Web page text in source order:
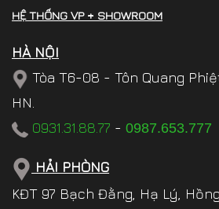
HỆ THỐNG VP + SHOWROOM
HÀ NỘI
Tòa T6-08 - Tôn Quang
HN.
0931.31.88.77 - 0987.653.777
HẢI PHÒNG
KĐT 97 Bạch Đằng, Hạ Lý,